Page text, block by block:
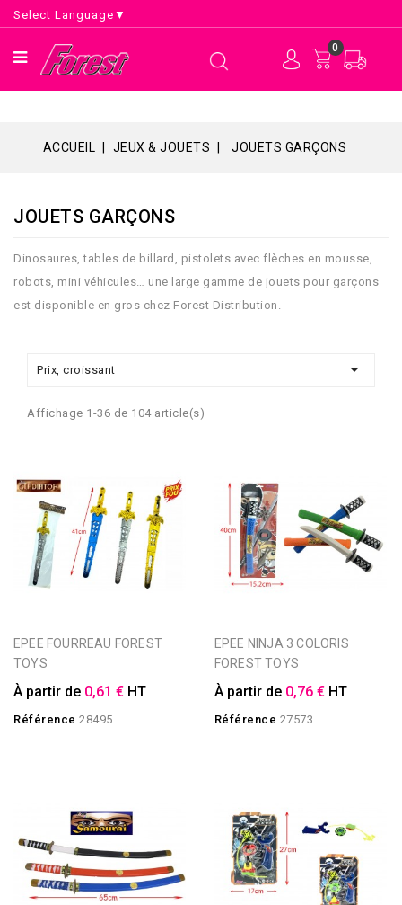
Select Language ▼
0
ACCUEIL JEUX & JOUETS JOUETS GARÇONS
JOUETS GARÇONS
Dinosaures, tables de billard, pistolets avec flèches en mousse,
robots, mini véhicules… une large gamme de jouets pour garçons
est disponible en gros chez Forest Distribution.
Prix, croissant 
Affichage 1-36 de 104 article(s)
EPEE FOURREAU FOREST
TOYS
À partir de 0,61 € HT
Référence 28495
EPEE NINJA 3 COLORIS
FOREST TOYS
À partir de 0,76 € HT
Référence 27573